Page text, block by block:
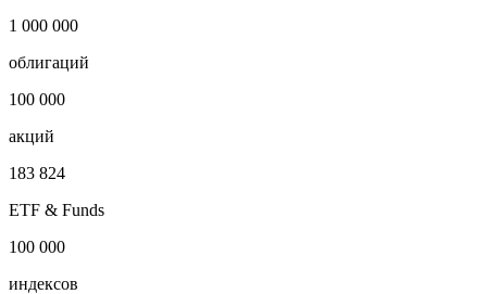
1 000 000
облигаций
100 000
акций
183 824
ETF & Funds
100 000
индексов